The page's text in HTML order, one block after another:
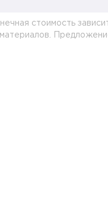
стоимость